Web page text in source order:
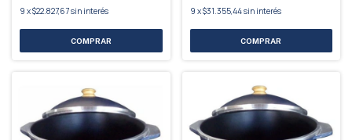
9 x$22.827,67sin interés 9 x$31.355,44sin interés